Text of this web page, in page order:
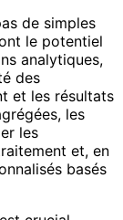
de simples
le potentiel
analytiques,
des
et les résultats
les
les
et, en
basés